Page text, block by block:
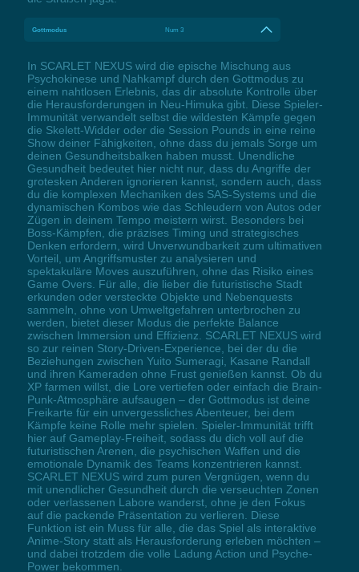
Gottmodus Num 3
In SCARLET NEXUS wird die epische Mischung aus
Psychokinese und Nahkampf durch den Gottmodus zu
einem nahtlosen Erlebnis, das dir absolute Kontrolle über
die Herausforderungen in Neu-Himuka gibt. Diese Spieler-
Immunität verwandelt selbst die wildesten Kämpfe gegen
die Skelett-Widder oder die Session Pounds in eine reine
Show deiner Fähigkeiten, ohne dass du jemals Sorge um
deinen Gesundheitsbalken haben musst. Unendliche
Gesundheit bedeutet hier nicht nur, dass du Angriffe der
grotesken Anderen ignorieren kannst, sondern auch, dass
du die komplexen Mechaniken des SAS-Systems und die
dynamischen Kombos wie das Schleudern von Autos oder
Zügen in deinem Tempo meistern wirst. Besonders bei
Boss-Kämpfen, die präzises Timing und strategisches
Denken erfordern, wird Unverwundbarkeit zum ultimativen
Vorteil, um Angriffsmuster zu analysieren und
spektakuläre Moves auszuführen, ohne das Risiko eines
Game Overs. Für alle, die lieber die futuristische Stadt
erkunden oder versteckte Objekte und Nebenquests
sammeln, ohne von Umweltgefahren unterbrochen zu
werden, bietet dieser Modus die perfekte Balance
zwischen Immersion und Effizienz. SCARLET NEXUS wird
so zur reinen Story-Driven-Experience, bei der du die
Beziehungen zwischen Yuito Sumeragi, Kasane Randall
und ihren Kameraden ohne Frust genießen kannst. Ob du
XP farmen willst, die Lore vertiefen oder einfach die Brain-
Punk-Atmosphäre aufsaugen – der Gottmodus ist deine
Freikarte für ein unvergessliches Abenteuer, bei dem
Kämpfe keine Rolle mehr spielen. Spieler-Immunität trifft
hier auf Gameplay-Freiheit, sodass du dich voll auf die
futuristischen Arenen, die psychischen Waffen und die
emotionale Dynamik des Teams konzentrieren kannst.
SCARLET NEXUS wird zum puren Vergnügen, wenn du
mit unendlicher Gesundheit durch die verseuchten Zonen
oder verlassenen Labore wanderst, ohne je den Fokus
auf die packende Präsentation zu verlieren. Diese
Funktion ist ein Muss für alle, die das Spiel als interaktive
Anime-Story statt als Herausforderung erleben möchten –
und dabei trotzdem die volle Ladung Action und Psyche-
Power bekommen.